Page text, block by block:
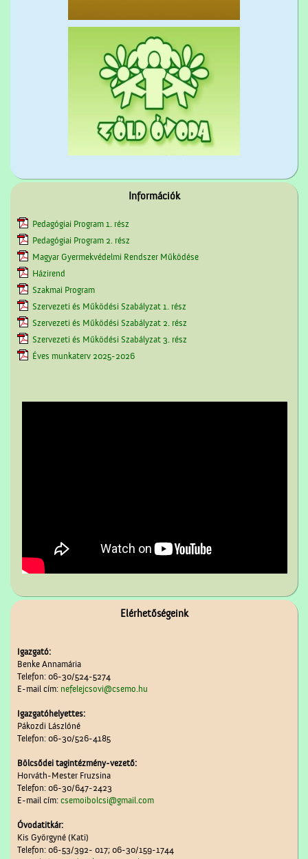
Információk
Pedagógiai Program 1. rész
Pedagógiai Program 2. rész
Magyar Gyermekvédelmi Rendszer Működése
Házirend
Szakmai Program
Szervezeti és Működési Szabályzat 1. rész
Szervezeti és Működési Szabályzat 2. rész
Szervezeti és Működési Szabályzat 3. rész
Éves munkaterv 2025-2026
Elérhetőségeink
Igazgató:
Benke Annamária
Telefon: 06-30/524-5274
E-mail cím: nefelejcsovi@csemo.hu
Igazgatóhelyettes:
Pákozdi Lászlóné
Telefon: 06-30/526-4185
Bölcsődei tagintézmény-vezető:
Horváth-Mester Fruzsina
Telefon: 06-30/647-2423
E-mail cím: csemoibolcsi@gmail.com
Óvodatitkár:
Kis Györgyné (Kati)
Telefon: 06-53/392- 017; 06-30/159-1744